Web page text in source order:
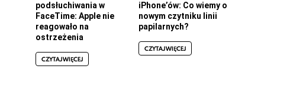
podsłuchiwania w
FaceTime: Apple nie
reagowało na
ostrzeżenia
CZYTAJ WIĘCEJ
iPhone’ów: Co wiemy o
nowym czytniku linii
papilarnych?
CZYTAJ WIĘCEJ